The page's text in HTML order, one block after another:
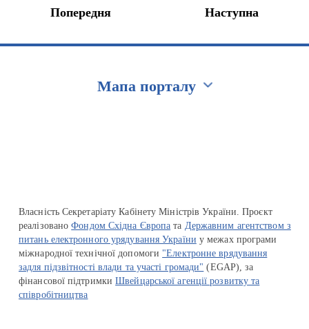
Попередня Наступна
Мапа порталу
Власність Секретаріату Кабінету Міністрів України. Проєкт
реалізованоФондом Східна Європа та Державним агентством з
питань електронного урядування України у межах програми
міжнародної технічної допомоги "Електронне врядування
задля підзвітності влади та участі громади" (EGAP), за
фінансової підтримкиШвейцарської агенції розвитку та
співробітництва